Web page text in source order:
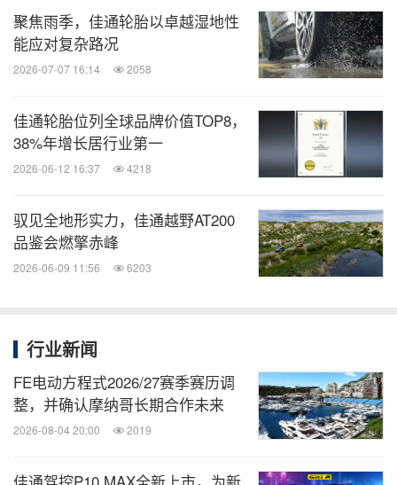
聚焦雨季，佳通轮胎以卓越湿地性
能应对复杂路况
2026-07-07 16:14 2058
佳通轮胎位列全球品牌价值TOP8，
38%年增长居行业第一
2026-06-12 16:37 4218
驭见全地形实力，佳通越野AT200
品鉴会燃擎赤峰
2026-06-09 11:56 6203
行业新闻
FE电动方程式2026/27赛季赛历调
整，并确认摩纳哥长期合作未来
2026-08-04 20:00 2019